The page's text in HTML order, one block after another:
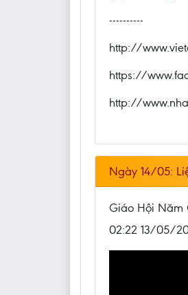
----------
http://
https://
http://
Ngày 14/05:
Giáo Hội Năm
02:22 13/05/